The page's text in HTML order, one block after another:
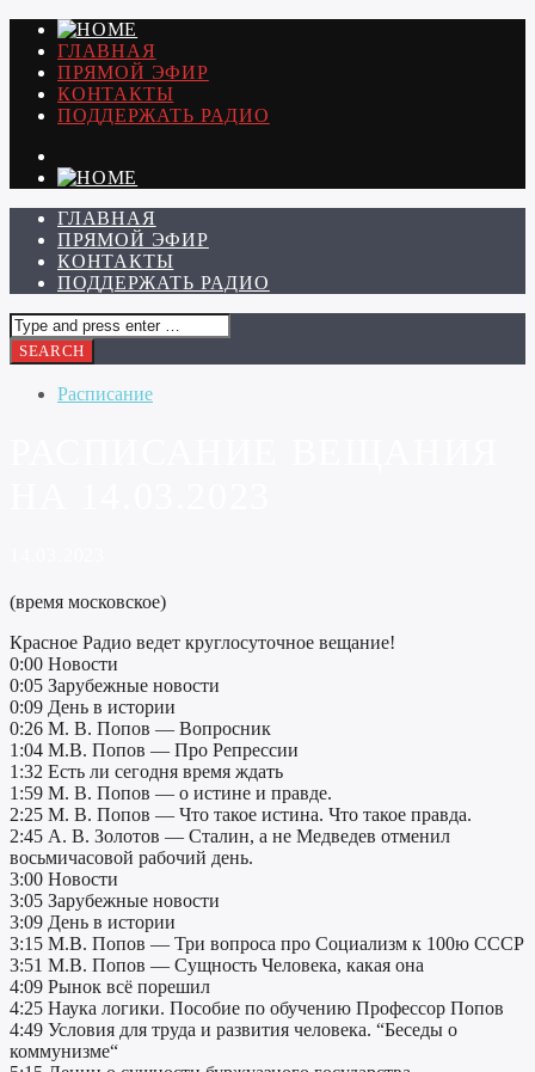
ГЛАВНАЯ
ПРЯМОЙ ЭФИР
КОНТАКТЫ
ПОДДЕРЖАТЬ РАДИО
ГЛАВНАЯ
ПРЯМОЙ ЭФИР
КОНТАКТЫ
ПОДДЕРЖАТЬ РАДИО
Расписание
(время московское)
Красное Радио ведет круглосуточное вещание!
0:00 Новости
0:05 Зарубежные новости
0:09 День в истории
0:26 М. В. Попов — Вопросник
1:04 М.В. Попов — Про Репрессии
1:32 Есть ли сегодня время ждать
1:59 М. В. Попов — о истине и правде.
2:25 М. В. Попов — Что такое истина. Что такое правда.
2:45 А. В. Золотов — Сталин, а не Медведев отменил
восьмичасовой рабочий день.
3:00 Новости
3:05 Зарубежные новости
3:09 День в истории
3:15 М.В. Попов — Три вопроса про Социализм к 100ю СССР
3:51 М.В. Попов — Сущность Человека, какая она
4:09 Рынок всё порешил
4:25 Наука логики. Пособие по обучению Профессор Попов
4:49 Условия для труда и развития человека. “Беседы о
коммунизме“